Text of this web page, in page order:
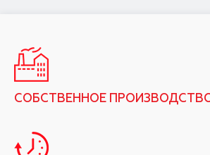
СОБСТВЕННОЕ